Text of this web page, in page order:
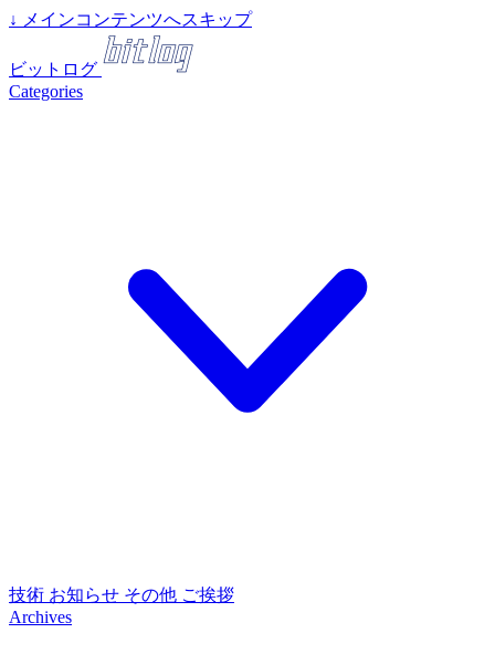
↓ メインコンテンツへスキップ
ビットログ
Categories
技術 お知らせ その他 ご挨拶
Archives